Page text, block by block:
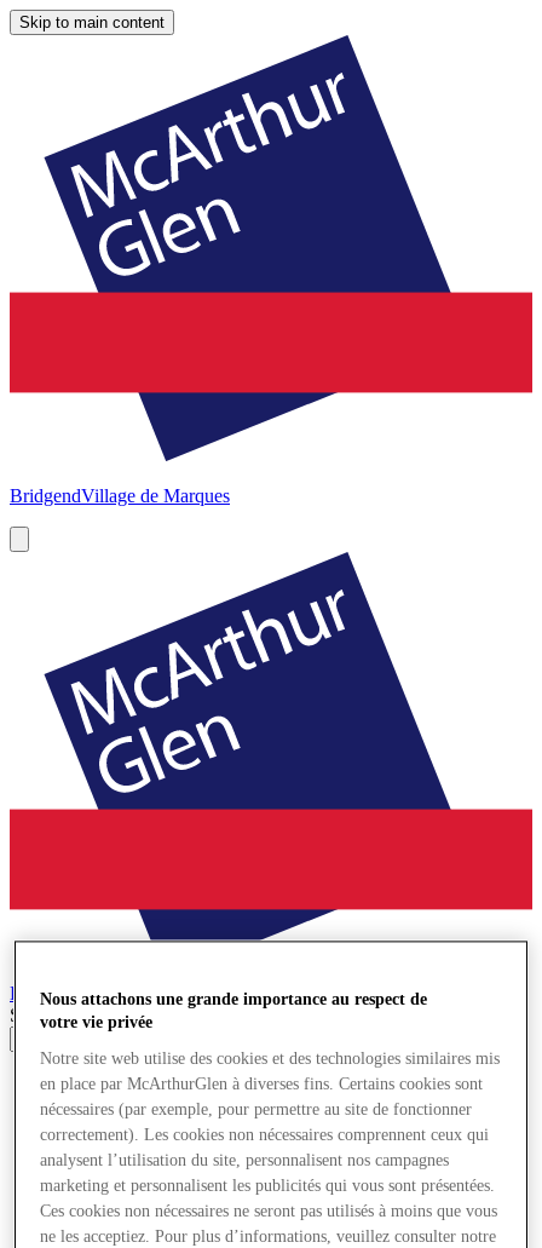
Skip to main content
BridgendVillage de Marques
Bridgend Village de Marques
Search input
Magasins
Offres
Planifiez votre visite
Quoi de neuf
Mangez et buvez
Services
Cartes cadeaux
Carte du Centre
Nous attachons une grande importance au respect de
votre vie privée
Notre site web utilise des cookies et des technologies similaires mis
en place par McArthurGlen à diverses fins. Certains cookies sont
nécessaires (par exemple, pour permettre au site de fonctionner
correctement). Les cookies non nécessaires comprennent ceux qui
analysent l’utilisation du site, personnalisent nos campagnes
marketing et personnalisent les publicités qui vous sont présentées.
Ces cookies non nécessaires ne seront pas utilisés à moins que vous
ne les acceptiez. Pour plus d’informations, veuillez consulter notre